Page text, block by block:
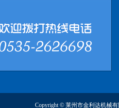
Copyright © 莱州市金利达机械